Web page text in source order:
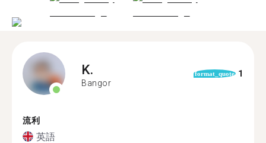
K.
Bangor
format_quote 1
流利
英語